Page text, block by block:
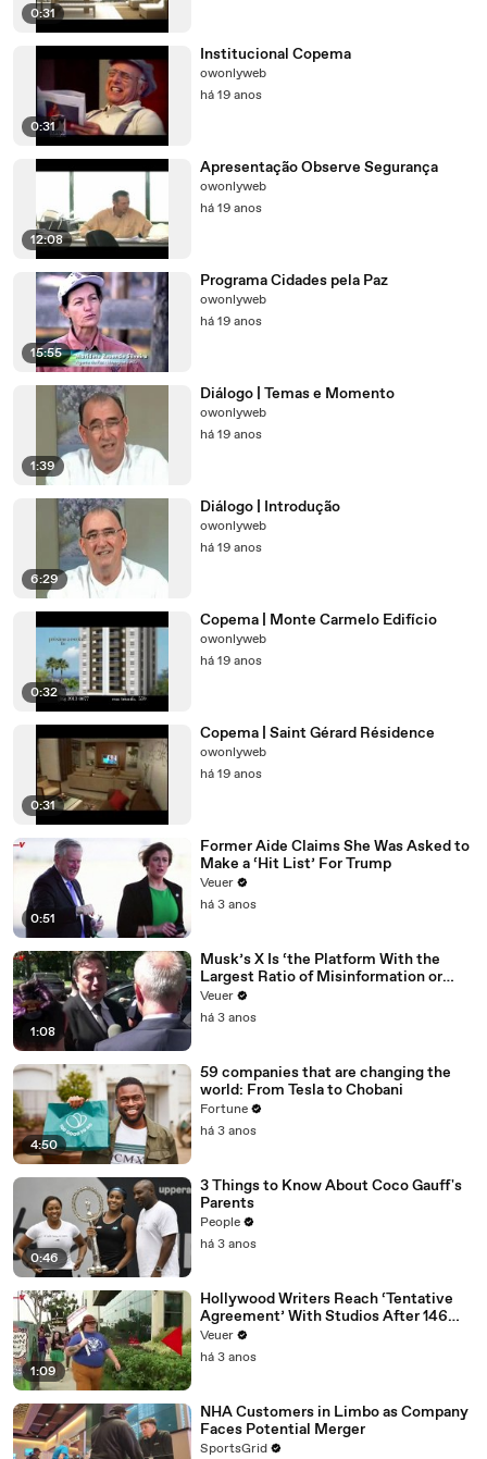
0:31
0:31
Institucional Copema
owonlyweb
há 19 anos
12:08
Apresentação Observe Segurança
owonlyweb
há 19 anos
15:55
Programa Cidades pela Paz
owonlyweb
há 19 anos
1:39
Diálogo | Temas e Momento
owonlyweb
há 19 anos
6:29
Diálogo | Introdução
owonlyweb
há 19 anos
0:32
Copema | Monte Carmelo Edifício
owonlyweb
há 19 anos
0:31
Copema | Saint Gérard Résidence
owonlyweb
há 19 anos
0:51
Former Aide Claims She Was Asked to
Make a ‘Hit List’ For Trump
Veuer
há 3 anos
1:08
Musk’s X Is ‘the Platform With the
Largest Ratio of Misinformation or
Disinformation’ Amongst All Social
Media Platforms
Veuer
há 3 anos
4:50
59 companies that are changing the
world: From Tesla to Chobani
Fortune
há 3 anos
0:46
3 Things to Know About Coco Gauff's
Parents
People
há 3 anos
1:09
Hollywood Writers Reach ‘Tentative
Agreement’ With Studios After 146
Day Strike
Veuer
há 3 anos
NHA Customers in Limbo as Company
Faces Potential Merger
SportsGrid